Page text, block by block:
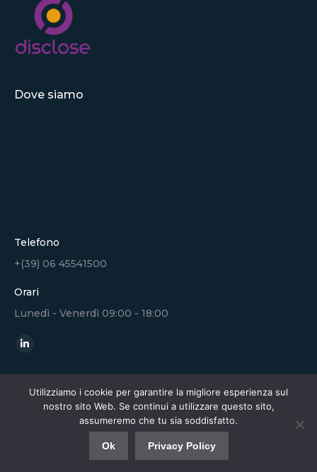
Dove siamo
Telefono
+(39) 06 45541500
Orari
Lunedì - Venerdì 09:00 - 18:00
Ci puoi trovare su:
opens
Copyright - Eurogroup Consulting - 2024 |
GDPR
Utilizziamo i cookie per garantire la migliore esperienza sul
nostro sito Web. Se continui a utilizzare questo sito,
assumeremo che tu sia soddisfatto.
Ok Privacy Policy